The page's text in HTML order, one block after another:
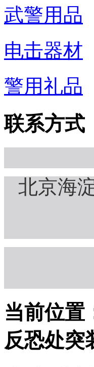
武警用品
电击器材
警用礼品
联系方式
北京海
当前位置
反恐处突